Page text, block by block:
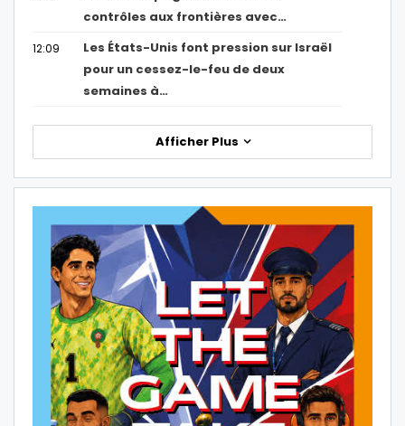
contrôles aux frontières avec…
12:09
Les États-Unis font pression sur Israël
pour un cessez-le-feu de deux
semaines à…
Afficher Plus